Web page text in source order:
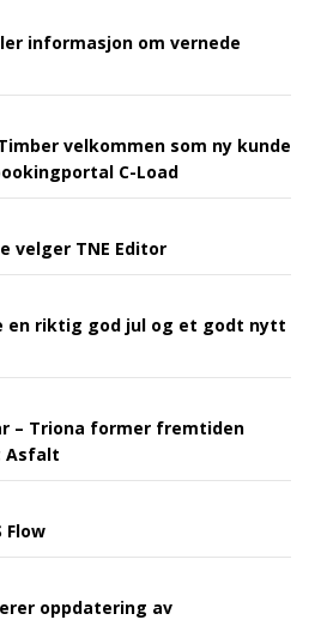
informasjon om vernede
velkommen som ny kunde
C-Load
velger TNE Editor
en riktig god jul og et godt nytt
– Triona former fremtiden
Asfalt
Flow
oppdatering av